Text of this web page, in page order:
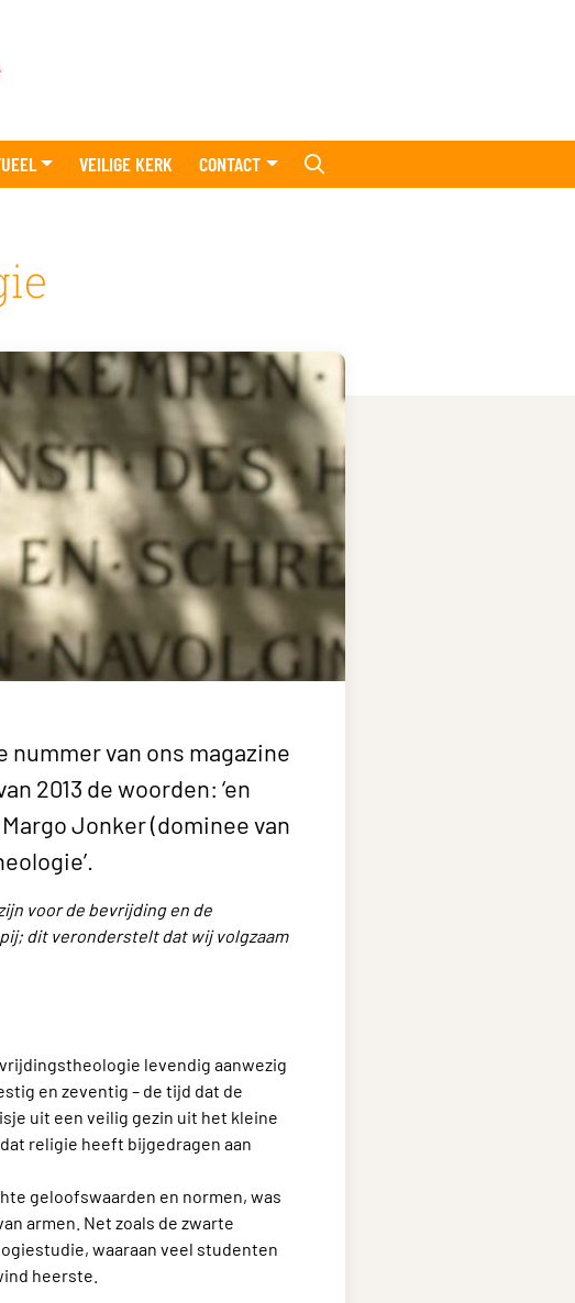
VEILIGE KERK CONTACT
nummer van ons magazine
2013 de woorden: ‘en
Jonker (dominee van
voor de bevrijding en de
dit veronderstelt dat wij volgzaam
levendig aanwezig
en zeventig – de tijd dat de
uit een veilig gezin uit het kleine
religie heeft bijgedragen aan
geloofswaarden en normen, was
armen. Net zoals de zwarte
waaraan veel studenten
heerste.